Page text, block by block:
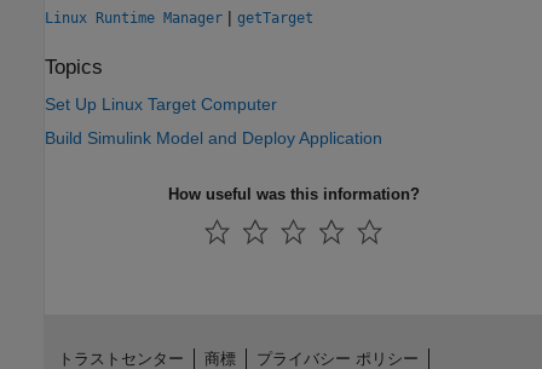
Linux Runtime Manager | getTarget
Topics
Set Up Linux Target Computer
Build Simulink Model and Deploy Application
How useful was this information?
トラストセンター 商標 プライバシー ポリシー